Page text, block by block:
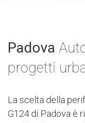
Padova
progetti
La scelta della
G124 di Padova è